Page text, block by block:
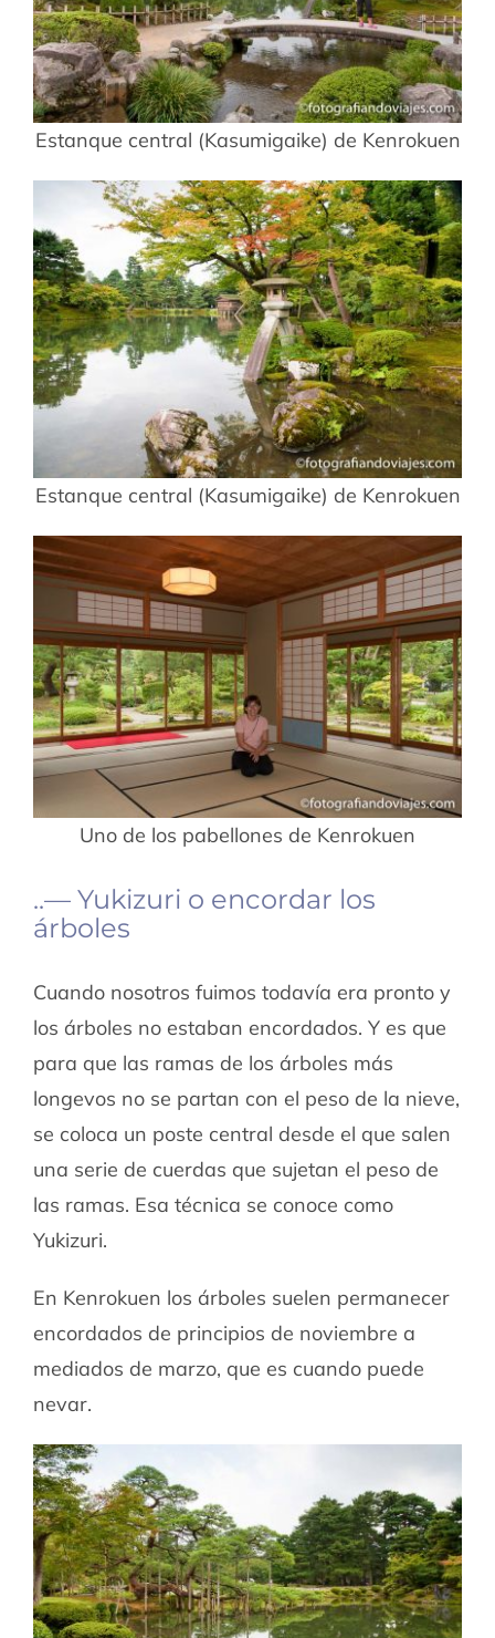
Estanque central (Kasumigaike) de Kenrokuen
Estanque central (Kasumigaike) de Kenrokuen
Uno de los pabellones de Kenrokuen
..— Yukizuri o encordar los
árboles
Cuando nosotros fuimos todavía era pronto y
los árboles no estaban encordados. Y es que
para que las ramas de los árboles más
longevos no se partan con el peso de la nieve,
se coloca un poste central desde el que salen
una serie de cuerdas que sujetan el peso de
las ramas. Esa técnica se conoce como
Yukizuri.
En Kenrokuen los árboles suelen permanecer
encordados de principios de noviembre a
mediados de marzo, que es cuando puede
nevar.